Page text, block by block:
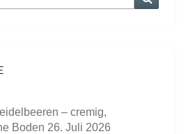
– cremig,
Boden 26. Juli 2026